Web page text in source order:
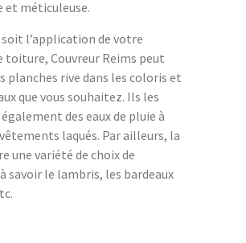
et méticuleuse.
soit l’application de votre
toiture, Couvreur Reims peut
planches rive dans les coloris et
que vous souhaitez. Ils les
des eaux de pluie à
laqués. Par ailleurs, la
une variété de choix de
savoir le lambris, les bardeaux